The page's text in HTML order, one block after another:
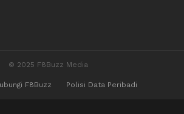
© 2025 F8Buzz Media
F8Buzz Polisi Data Peribadi